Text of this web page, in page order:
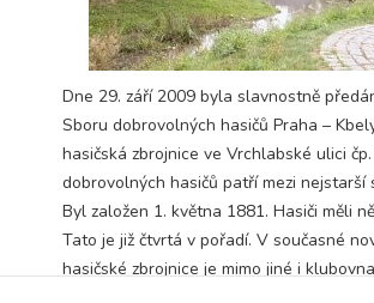
Dne 29. září 2009 byla slavnostně
Sboru dobrovolných hasičů Praha –
hasičská zbrojnice ve Vrchlabské ulici
dobrovolných hasičů patří mezi nejstarší
Byl založen 1. května 1881. Hasiči měli
Tato je již čtvrtá v pořadí. V současné
hasičské zbrojnice je mimo jiné i
cookies
Technické
cookies
nezbytné